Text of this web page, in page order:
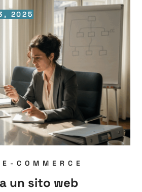
2025
COMMERCE
un sito web